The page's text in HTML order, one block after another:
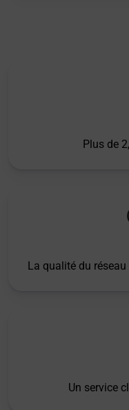
Plus de
La qualité du
Un service